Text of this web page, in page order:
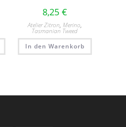
8,25 €
Atelier Zitron, Merino,
Tasmanian Tweed
In den Warenkorb